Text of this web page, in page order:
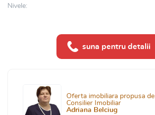
Nivele:
suna pentru detalii
Oferta imobiliara propusa de
Consilier Imobiliar
Adriana Belciug